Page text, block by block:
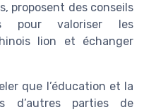
proposent des conseils
pour valoriser les
lion et échanger
que l’éducation et la
d’autres parties de